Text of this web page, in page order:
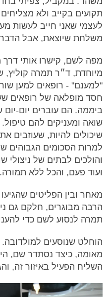
תקועים בקייב ולא
לעצמי שאני חייב לעשות
משלחת שיוצאת, אבל
מפה לשם, קישרו אותי
מיוחדת, ד״ר תמרה
"למענם" - רופאים למען
ביממה. הם עוברים יום-
שואה ומעניקים להם
שיכולים להיות, שעוזבים
למרות הסכומים הגבוהים
והולכים לבתים של
ועוד פעם, והכל ללא תמורה.
מאחר ובין הפליטים
הרבה מבוגרים, חלקם גם
תמרה לנסוע לשם כדי
הוחלט שנוסעים
מאומה, כיצד נסתדר שם,
השליח הפעיל באיזור זה,